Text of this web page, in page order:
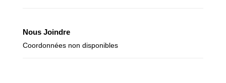
Nous Joindre
Coordonnées non disponibles